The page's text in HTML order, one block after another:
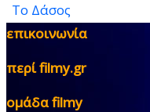
Το Δάσος
επικοινωνία
περί filmy.gr
ομάδα filmy